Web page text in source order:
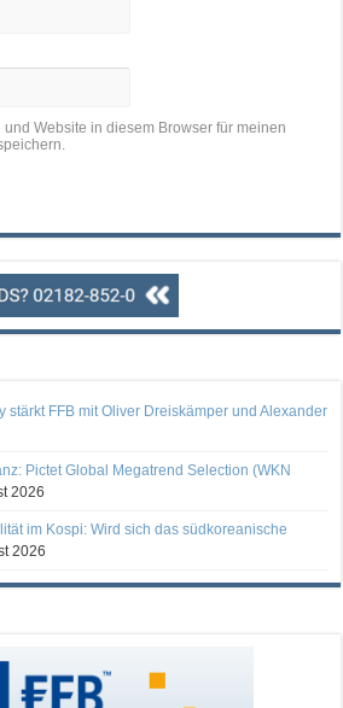
Website in diesem Browser für meinen
stärkt FFB mit Oliver Dreiskämper und Alexander
Pictet Global Megatrend Selection (WKN
2026
im Kospi: Wird sich das südkoreanische
2026